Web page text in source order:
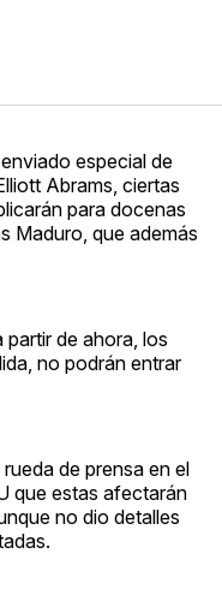
especial de
Abrams, ciertas
para docenas
Maduro, que además
partir de ahora, los
no podrán entrar
de prensa en el
que estas afectarán
no dio detalles